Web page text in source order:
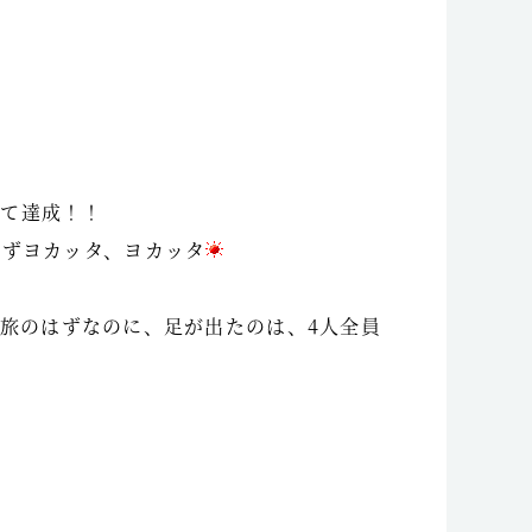
達成！！
ヨカッタ、ヨカッタ
のはずなのに、足が出たのは、4人全員